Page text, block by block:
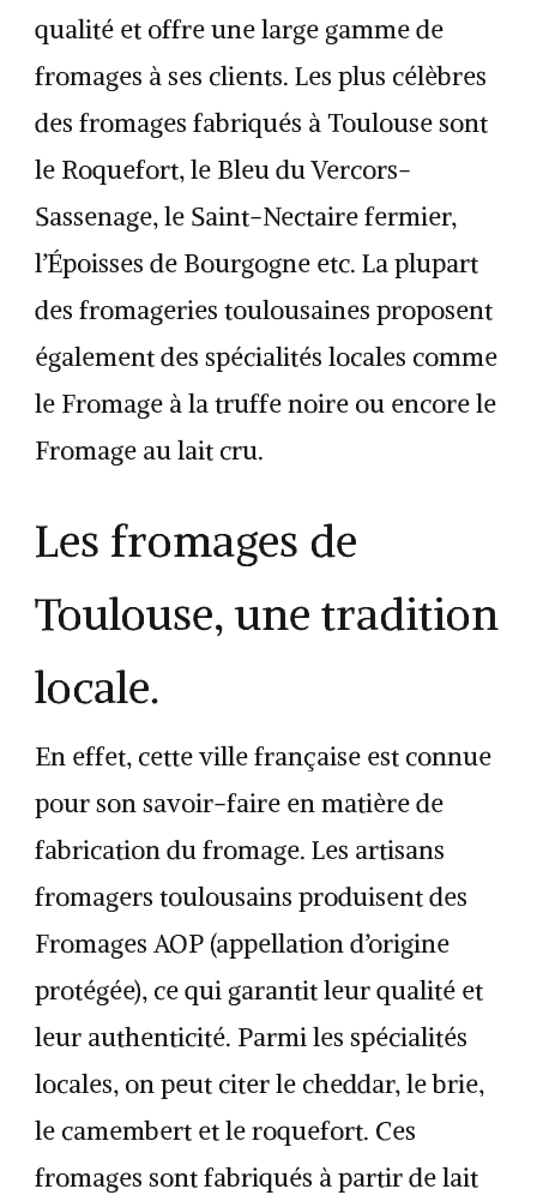
qualité et offre une large gamme de
fromages à ses clients. Les plus célèbres
des fromages fabriqués à Toulouse sont
le Roquefort, le Bleu du Vercors-
Sassenage, le Saint-Nectaire fermier,
l’Époisses de Bourgogne etc. La plupart
des fromageries toulousaines proposent
également des spécialités locales comme
le Fromage à la truffe noire ou encore le
Fromage au lait cru.
Les fromages de
Toulouse, une tradition
locale.
En effet, cette ville française est connue
pour son savoir-faire en matière de
fabrication du fromage. Les artisans
fromagers toulousains produisent des
Fromages AOP (appellation d’origine
protégée), ce qui garantit leur qualité et
leur authenticité. Parmi les spécialités
locales, on peut citer le cheddar, le brie,
le camembert et le roquefort. Ces
fromages sont fabriqués à partir de lait